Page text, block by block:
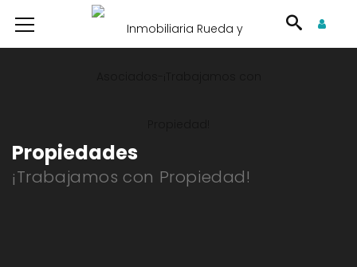
Propiedades
¡Trabajamos con Propiedad!